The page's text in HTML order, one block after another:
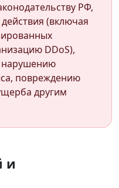
РФ,
(включая
DDoS),
нарушению
повреждению
другим
и